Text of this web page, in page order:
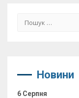
Пошук:
Новини
6 Серпня